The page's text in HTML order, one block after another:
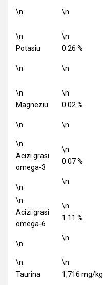
\n \n
\n
Potasiu
\n
\n
0.26 %
\n
\n
Magneziu
\n
\n
0.02 %
\n
\n
Acizi grasi
omega-3
\n
\n
0.07 %
\n
\n
Acizi grasi
omega-6
\n
\n
1.11 %
\n
\n
Taurina
\n
1,716 mg/kg